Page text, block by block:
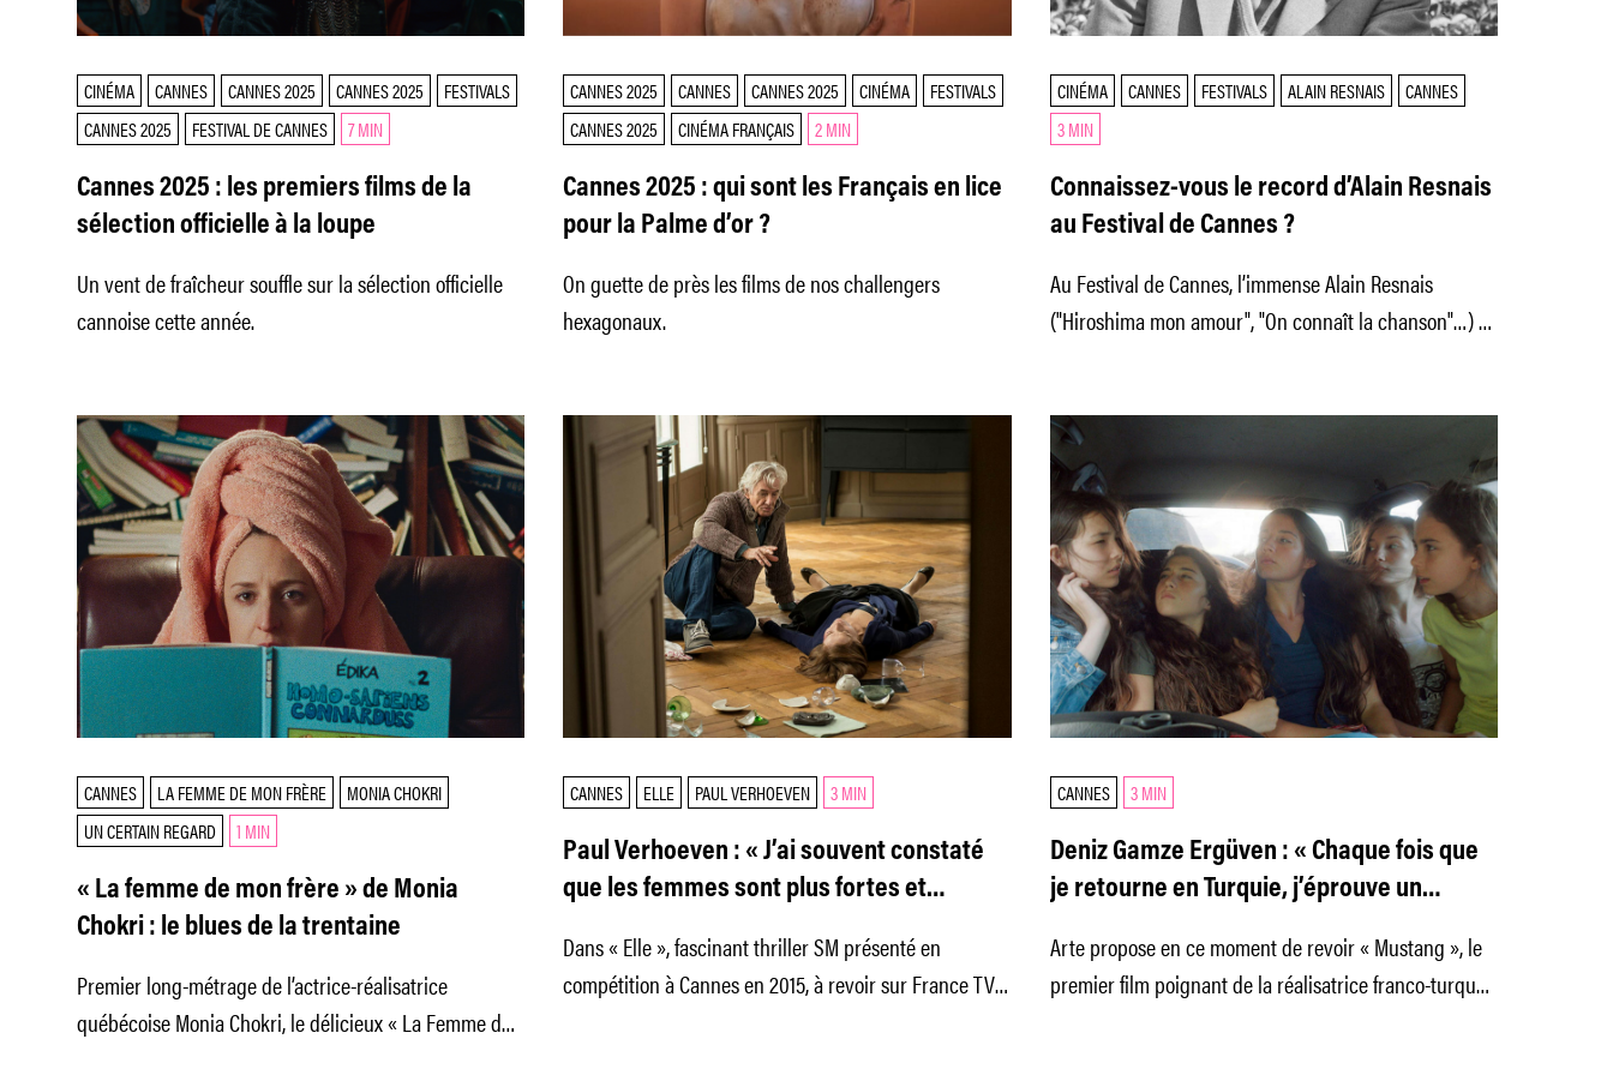
CINÉMA CANNES CANNES 2025 CANNES 2025
FESTIVALS
CANNES 2025
FESTIVAL DE CANNES 7 MIN
Cannes 2025 : les premiers films de la
sélection officielle à la loupe
Un vent de fraîcheur souffle sur la sélection officielle
cannoise cette année.
CANNES 2025 CANNES CANNES 2025 CINÉMA
FESTIVALS
CANNES 2025
CINÉMA FRANÇAIS 2 MIN
Cannes 2025 : qui sont les Français en lice
pour la Palme d’or ?
On guette de près les films de nos challengers
hexagonaux.
CINÉMA CANNES FESTIVALS ALAIN RESNAIS
CANNES
3 MIN
Connaissez-vous le record d’Alain Resnais
au Festival de Cannes ?
Au Festival de Cannes, l’immense Alain Resnais
("Hiroshima mon amour", "On connaît la chanson"…) a
CANNES LA FEMME DE MON FRÈRE
MONIA CHOKRI
UN CERTAIN REGARD
1 MIN
« La femme de mon frère » de Monia
Chokri : le blues de la trentaine
Premier long-métrage de l’actrice-réalisatrice
québécoise Monia Chokri, le délicieux « La Femme de
CANNES ELLE PAUL VERHOEVEN 3 MIN
Paul Verhoeven : « J’ai souvent constaté
que les femmes sont plus fortes et
Dans « Elle », fascinant thriller SM présenté en
compétition à Cannes en 2015, à revoir sur France TV
CANNES 3 MIN
Deniz Gamze Ergüven : « Chaque fois que
je retourne en Turquie, j’éprouve un
Arte propose en ce moment de revoir « Mustang », le
premier film poignant de la réalisatrice franco-turque